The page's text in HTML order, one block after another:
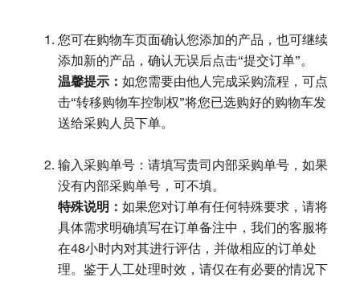
您可在购物车页面确认您添加的产品，也可继续
添加新的产品，确认无误后点击“提交订单”。
温馨提示： 如您需要由他人完成采购流程，可点
击“转移购物车控制权”将您已选购好的购物车发
送给采购人员下单。
输入采购单号：请填写贵司内部采购单号，如果
没有内部采购单号，可不填。
特殊说明： 如果您对订单有任何特殊要求，请将
具体需求明确填写在订单备注中，我们的客服将
在48小时内对其进行评估，并做相应的订单处
理。鉴于人工处理时效，请仅在有必要的情况下